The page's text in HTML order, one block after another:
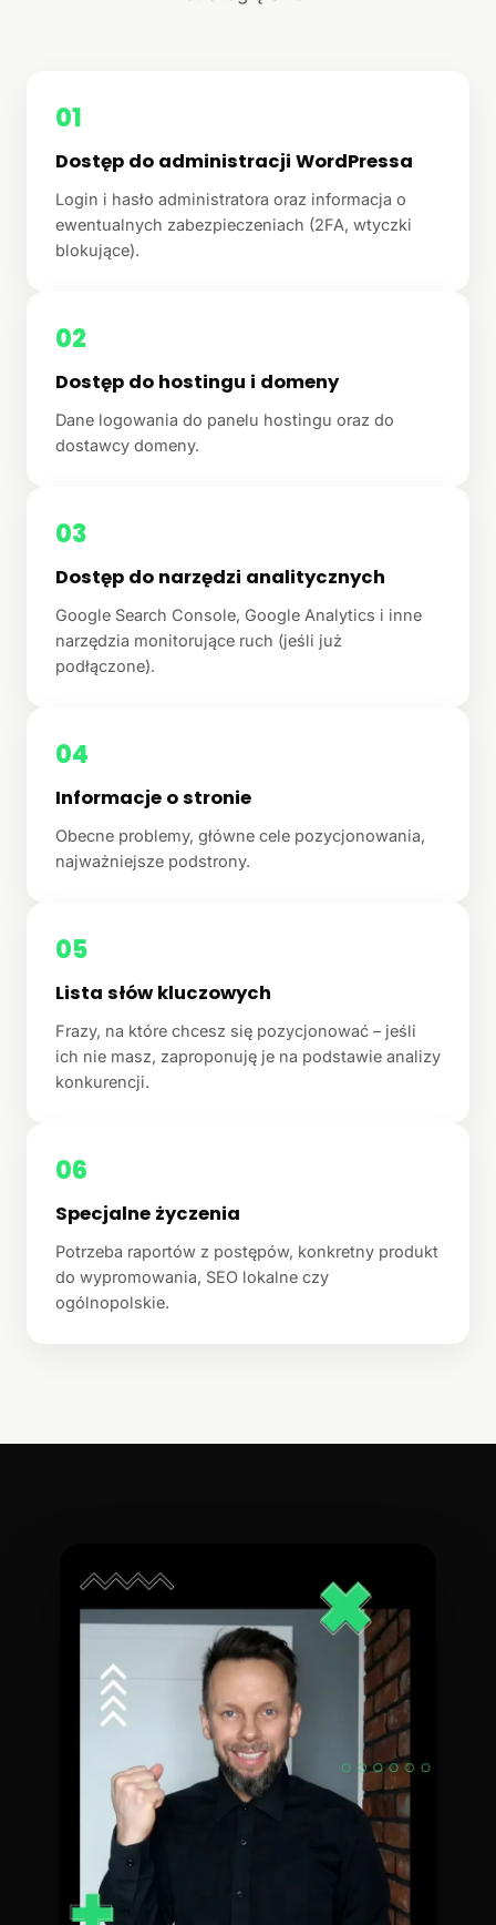
01
Dostęp do administracji WordPressa
Login i hasło administratora oraz informacja o
ewentualnych zabezpieczeniach (2FA, wtyczki
blokujące).
02
Dostęp do hostingu i domeny
Dane logowania do panelu hostingu oraz do
dostawcy domeny.
03
Dostęp do narzędzi analitycznych
Google Search Console, Google Analytics i inne
narzędzia monitorujące ruch (jeśli już
podłączone).
04
Informacje o stronie
Obecne problemy, główne cele pozycjonowania,
najważniejsze podstrony.
05
Lista słów kluczowych
Frazy, na które chcesz się pozycjonować – jeśli
ich nie masz, zaproponuję je na podstawie analizy
konkurencji.
06
Specjalne życzenia
Potrzeba raportów z postępów, konkretny produkt
do wypromowania, SEO lokalne czy
ogólnopolskie.